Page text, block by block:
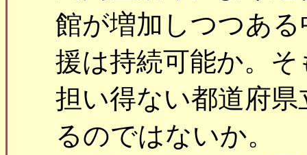
館が増加しつつあ
援は持続可能か。
担い得ない都道府
るのではないか。